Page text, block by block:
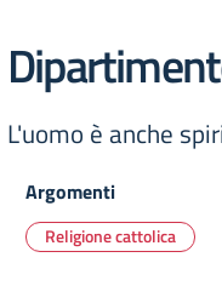
L'uomo è anche
Argomenti
Religione cattolica